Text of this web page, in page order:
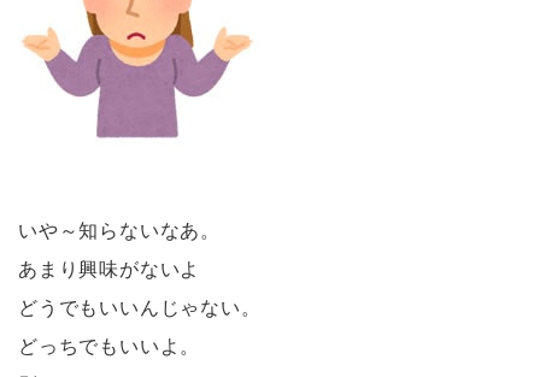
いや～知らないなあ。
あまり興味がないよ
どうでもいいんじゃない。
どっちでもいいよ。